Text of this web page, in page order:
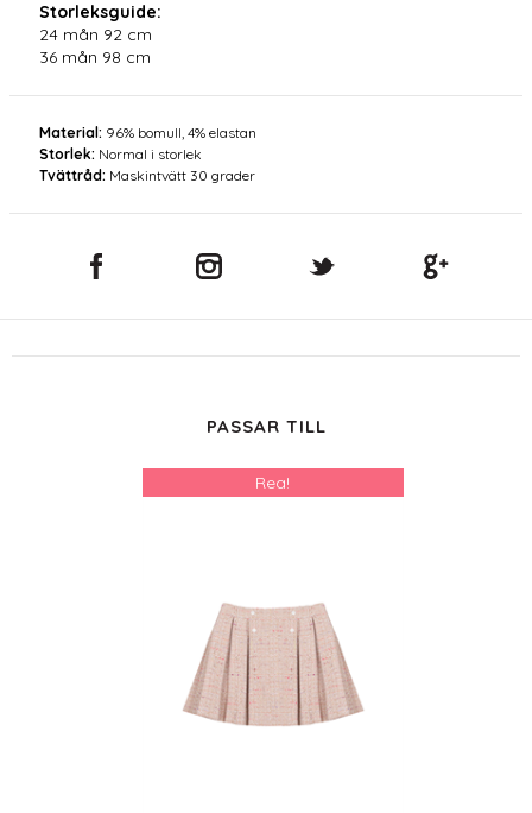
Storleksguide:
24 mån 92 cm
36 mån 98 cm
Material: 96% bomull, 4% elastan
Storlek: Normal i storlek
Tvättråd: Maskintvätt 30 grader
PASSAR TILL
Rea!